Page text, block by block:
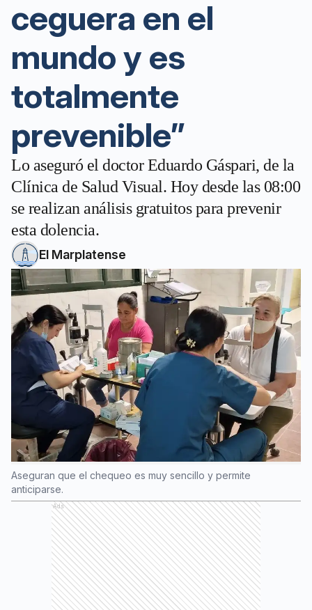
ceguera en el
mundo y es
totalmente
prevenible”
Lo aseguró el doctor Eduardo Gáspari, de la
Clínica de Salud Visual. Hoy desde las 08:00
se realizan análisis gratuitos para prevenir
esta dolencia.
El Marplatense
Aseguran que el chequeo es muy sencillo y permite
anticiparse.
Ads